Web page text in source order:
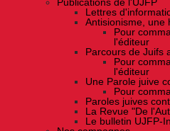
Lettres
Antisionisme, une
Pour
l'éditeur
Parcours de Juifs
Pour
l'éditeur
Une Parole juive
Pour
Paroles juives
La Revue "De
Le bulletin UJFP-